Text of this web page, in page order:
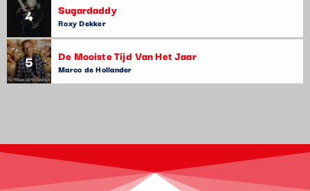
4 Sugardaddy
Roxy Dekker
5 De Mooiste Tijd Van Het Jaar
Marco de Hollander